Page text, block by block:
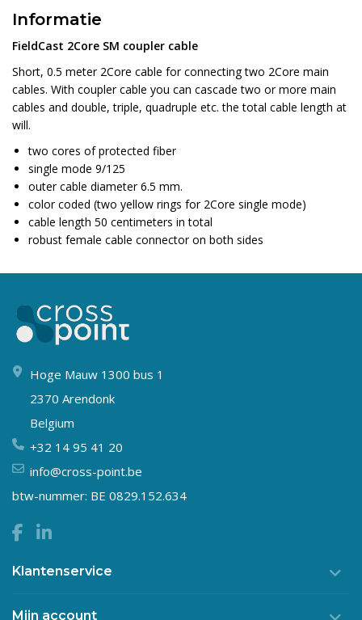
Informatie
FieldCast 2Core SM coupler cable
Short, 0.5 meter 2Core cable for connecting two 2Core main
cables. With coupler cable you can cascade two or more main
cables and double, triple, quadruple etc. the total cable length at
will.
two cores of protected fiber
single mode 9/125
outer cable diameter 6.5 mm.
color coded (two yellow rings for 2Core single mode)
cable length 50 centimeters in total
robust female cable connector on both sides
Hoge Mauw 1300 bus 1
2370 Arendonk
Belgium
+32 14 95 41 20
info@cross-point.be
btw-nummer: BE 0829.152.634
Klantenservice
Mijn account